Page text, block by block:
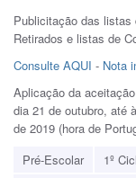
Publicitação das listas
Retirados e listas de
Consulte AQUI - Nota
Aplicação da
dia 21 de outubro, até
de 2019 (hora de
Pré-Escolar
1º